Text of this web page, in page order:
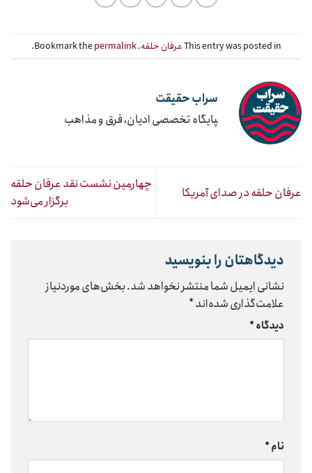
This entry was posted inعرفان حلقه. Bookmark the
permalink
.
سراب حقیقت
‍پایگاه تخصصی ادیان، فرق و مذاهب
عرفان حلقه در صدای آمریکا
چهارمین نشست نقد عرفان حلقه
برگزار می‌شود
دیدگاهتان را بنویسید
نشانی ایمیل شما منتشر نخواهد شد.بخش‌های موردنیاز
علامت‌گذاری شده‌اند*
دیدگاه*
نام*